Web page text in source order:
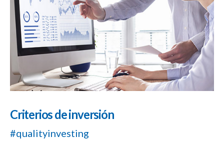
Criterios de inversión
#qualityinvesting